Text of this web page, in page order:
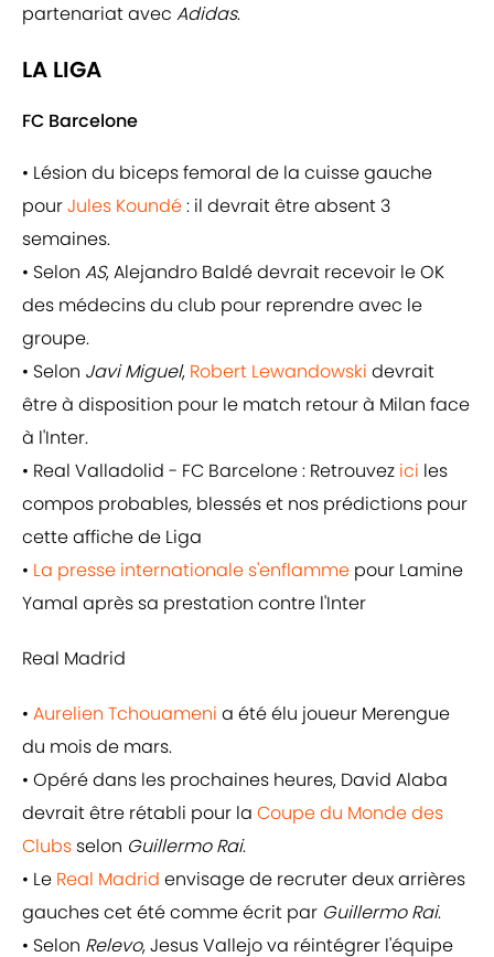
partenariat avec Adidas.
LA LIGA
FC Barcelone
• Lésion du biceps femoral de la cuisse gauche
pourJules Koundé: il devrait être absent 3
semaines.
• Selon AS, Alejandro Baldé devrait recevoir le OK
des médecins du club pour reprendre avec le
groupe.
• Selon Javi Miguel, Robert Lewandowski devrait
être à disposition pour le match retour à Milan face
à l'Inter.
• Real Valladolid - FC Barcelone : Retrouvez ici les
compos probables, blessés et nos prédictions pour
cette affiche de Liga
• La presse internationale s'enflamme pour Lamine
Yamal après sa prestation contre l'Inter
Real Madrid
• Aurelien Tchouameni a été élu joueur Merengue
du mois de mars.
• Opéré dans les prochaines heures, David Alaba
devrait être rétabli pour la Coupe du Monde des
Clubs selon Guillermo Rai.
• Le Real Madrid envisage de recruter deux arrières
gauches cet été comme écrit par Guillermo Rai.
• Selon Relevo, Jesus Vallejo va réintégrer l'équipe